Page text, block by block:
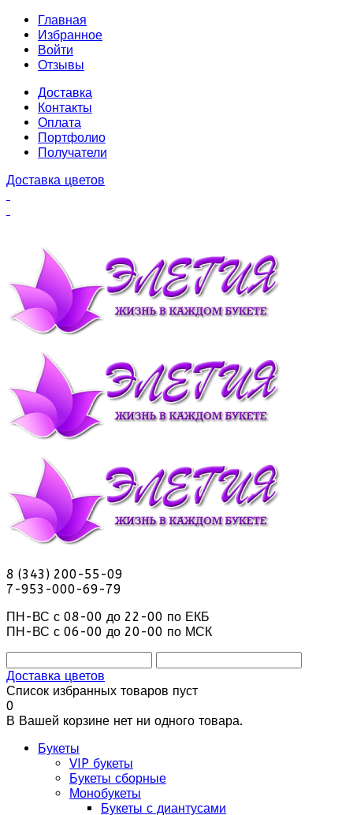
Главная
Избранное
Войти
Отзывы
Доставка
Контакты
Оплата
Портфолио
Получатели
Доставка цветов
8 (343) 200-55-09
7-953-000-69-79
ПН-ВС с 08-00 до 22-00 по ЕКБ
ПН-ВС с 06-00 до 20-00 по МСК
Доставка цветов
Список избранных товаров пуст
0
В Вашей корзине нет ни одного товара.
Букеты
VIP букеты
Букеты сборные
Монобукеты
Букеты с диантусами